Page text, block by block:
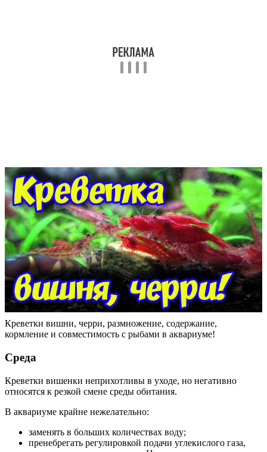
Креветки вишни, черри, размножение, содержание,
кормление и совместимость с рыбами в аквариуме!
Среда
Креветки вишенки неприхотливы в уходе, но негативно
относятся к резкой смене среды обитания.
В аквариуме крайне нежелательно:
заменять в больших количествах воду;
пренебрегать регулировкой подачи углекислого газа,